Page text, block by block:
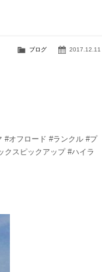
2017.12.11
ブログ
#オフロード #ランクル #プ
クスピックアップ #ハイラ